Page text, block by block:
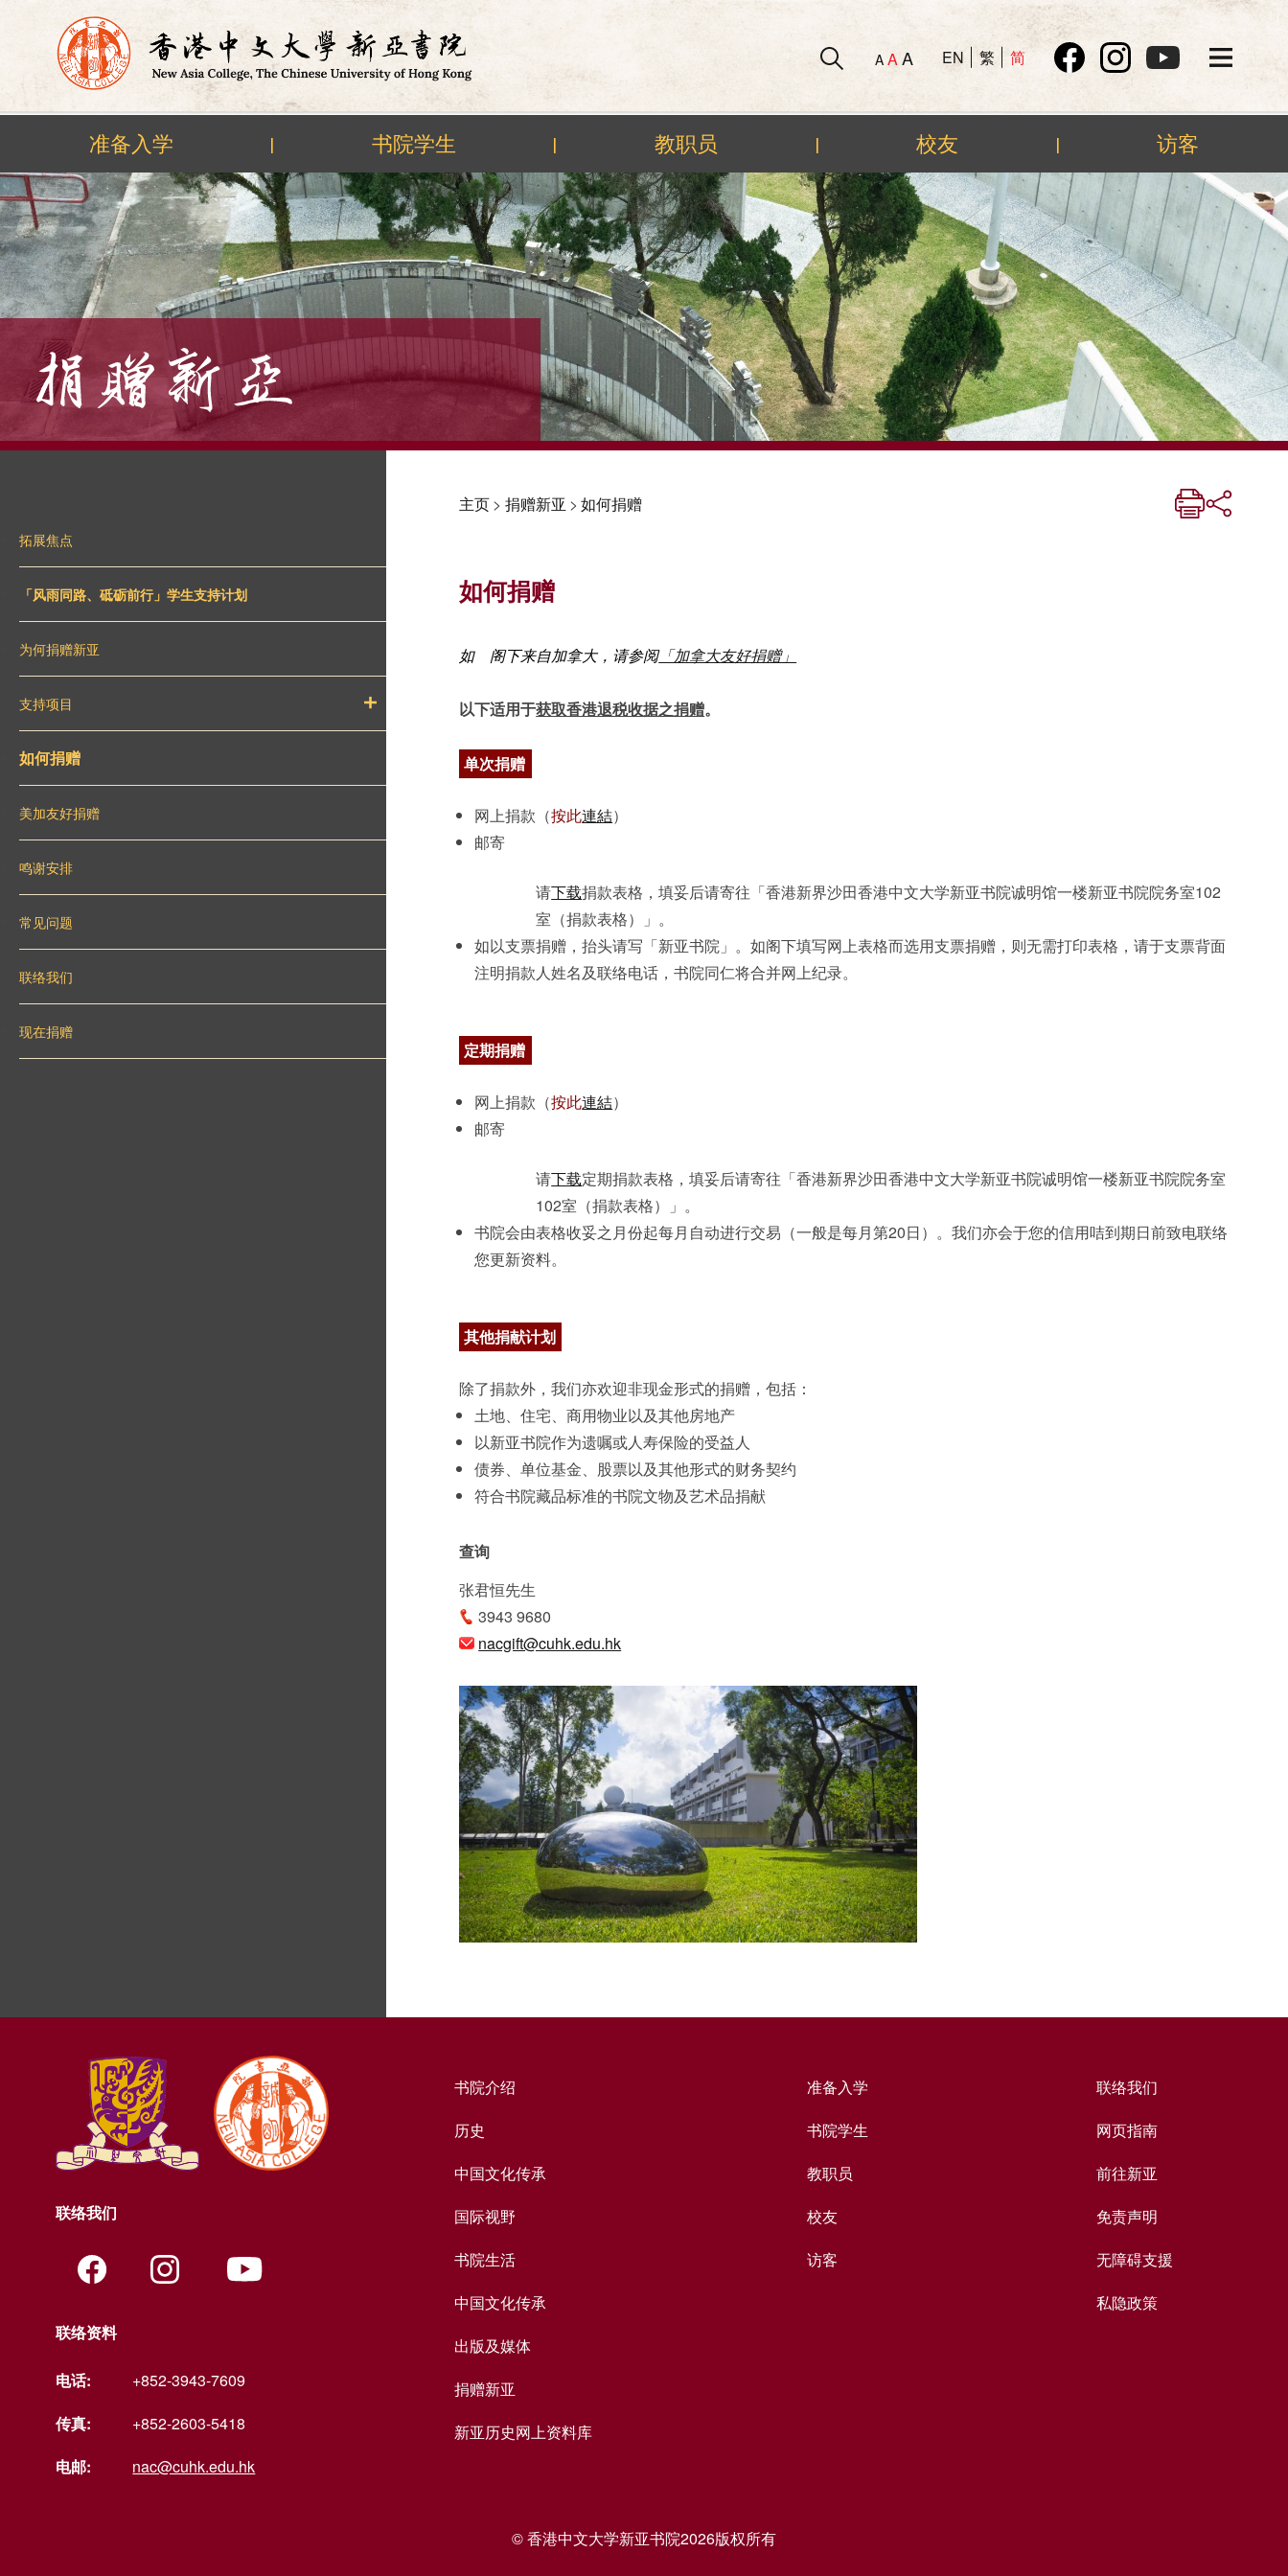
Skip
to
content
A AA EN 繁 简
准备入学 | 书院学生 | 教职员 | 校友 | 访客
拓展焦点
「风雨同路、砥砺前行」学生支持计划
为何捐赠新亚
支持项目
如何捐赠
美加友好捐赠
鸣谢安排
常见问题
联络我们
现在捐赠
主页> 捐赠新亚 > 如何捐赠
如何捐赠
如 阁下来自加拿大，请参阅「加拿大友好捐赠」
以下适用于获取香港退税收据之捐赠。
单次捐赠
网上捐款（按此連結）
邮寄
请下载捐款表格，填妥后请寄往「香港新界沙田香港中文大学新亚书院诚明馆一楼新亚书院院务室102
室（捐款表格）」。
如以支票捐赠，抬头请写「新亚书院」。如阁下填写网上表格而选用支票捐赠，则无需打印表格，请于支票背面
注明捐款人姓名及联络电话，书院同仁将合并网上纪录。
定期捐赠
网上捐款（按此連結）
邮寄
请下载定期捐款表格，填妥后请寄往「香港新界沙田香港中文大学新亚书院诚明馆一楼新亚书院院务室
102室（捐款表格）」。
书院会由表格收妥之月份起每月自动进行交易（一般是每月第20日）。我们亦会于您的信用咭到期日前致电联络
您更新资料。
其他捐献计划
除了捐款外，我们亦欢迎非现金形式的捐赠，包括：
土地、住宅、商用物业以及其他房地产
以新亚书院作为遗嘱或人寿保险的受益人
债券、单位基金、股票以及其他形式的财务契约
符合书院藏品标准的书院文物及艺术品捐献
查询
张君恒先生
3943 9680
nacgift@cuhk.edu.hk
联络我们
联络资料
电话:
+852-3943-7609
传真:
+852-2603-5418
电邮:
nac@cuhk.edu.hk
书院介绍
历史
中国文化传承
国际视野
书院生活
中国文化传承
出版及媒体
捐赠新亚
新亚历史网上资料库
准备入学
书院学生
教职员
校友
访客
联络我们
网页指南
前往新亚
免责声明
无障碍支援
私隐政策
© 香港中文大学新亚书院2026版权所有